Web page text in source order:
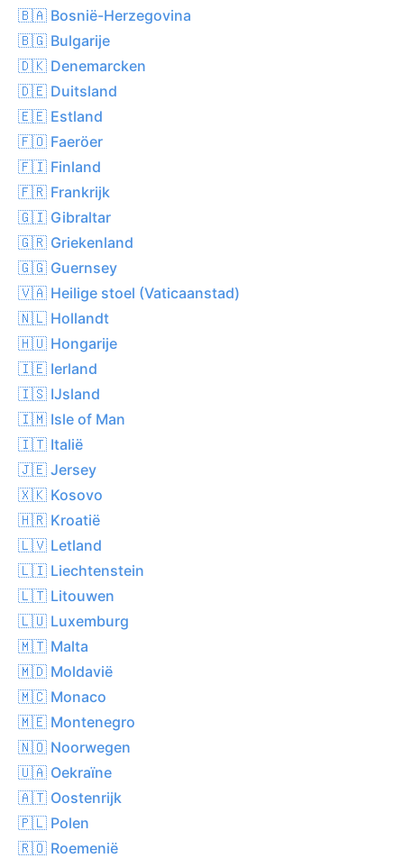
🇧🇦 Bosnië-Herzegovina
🇧🇬 Bulgarije
🇩🇰 Denemarcken
🇩🇪 Duitsland
🇪🇪 Estland
🇫🇴 Faeröer
🇫🇮 Finland
🇫🇷 Frankrijk
🇬🇮 Gibraltar
🇬🇷 Griekenland
🇬🇬 Guernsey
🇻🇦 Heilige stoel (Vaticaanstad)
🇳🇱 Hollandt
🇭🇺 Hongarije
🇮🇪 Ierland
🇮🇸 IJsland
🇮🇲 Isle of Man
🇮🇹 Italië
🇯🇪 Jersey
🇽🇰 Kosovo
🇭🇷 Kroatië
🇱🇻 Letland
🇱🇮 Liechtenstein
🇱🇹 Litouwen
🇱🇺 Luxemburg
🇲🇹 Malta
🇲🇩 Moldavië
🇲🇨 Monaco
🇲🇪 Montenegro
🇳🇴 Noorwegen
🇺🇦 Oekraïne
🇦🇹 Oostenrijk
🇵🇱 Polen
🇷🇴 Roemenië